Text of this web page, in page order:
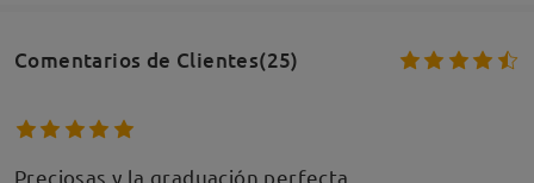
Comentarios de Clientes(25)
Preciosas y la graduación perfecta